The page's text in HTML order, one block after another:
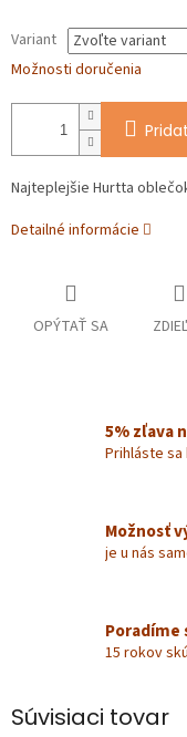
Variant
Možnosti doručenia
Najteplejšie Hurtta
Detailné informácie
OPÝTAŤ SA
5% zľava
Prihláste
Možnosť
je u nás
Poradíme
15 rokov
Súvisiaci tovar